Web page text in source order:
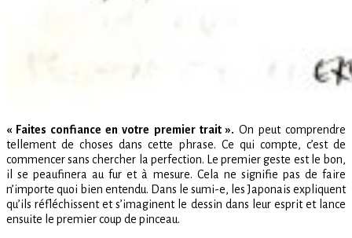
« Faites confiance en votre premier trait ». On peut comprendre
tellement de choses dans cette phrase. Ce qui compte, c’est de
commencer sans chercher la perfection. Le premier geste est le bon,
il se peaufinera au fur et à mesure. Cela ne signifie pas de faire
n’importe quoi bien entendu. Dans le sumi-e, les Japonais expliquent
qu’ils réfléchissent et s’imaginent le dessin dans leur esprit et lance
ensuite le premier coup de pinceau.